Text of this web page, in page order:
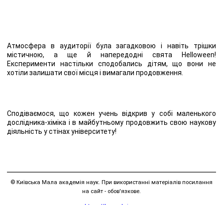
Атмосфера в аудиторії була загадковою і навіть трішки
містичною, а ще й напередодні свята Helloween!
Експерименти настільки сподобались дітям, що вони не
хотіли залишати свої місця і вимагали продовження.
Сподіваємося, що кожен учень відкрив у собі маленького
дослідника-хіміка і в майбутньому продовжить свою наукову
діяльність у стінах університету!
© Київська Мала академія наук. При використанні матеріалів посилання
на сайт - обов'язкове.